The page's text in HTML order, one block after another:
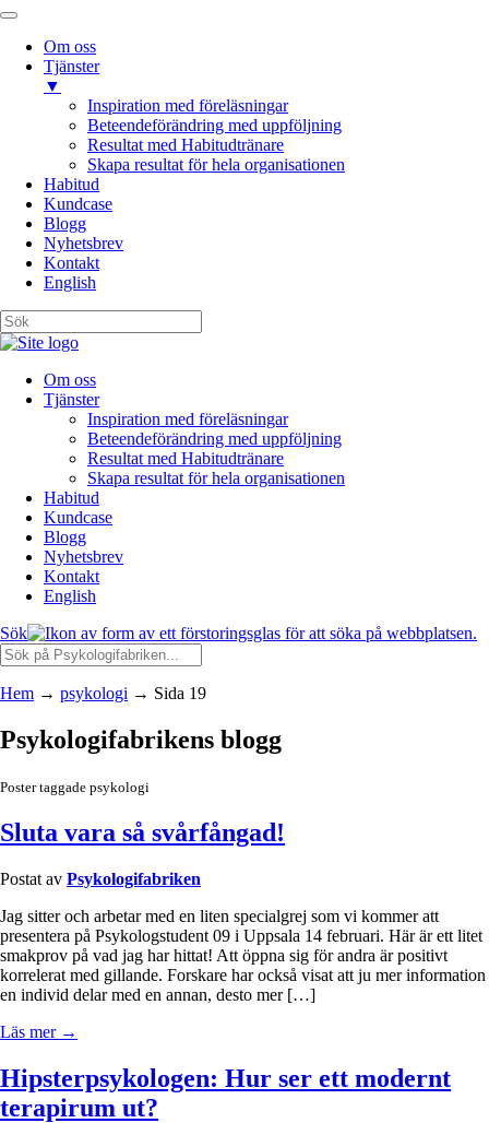
Om oss
Tjänster
▼
Inspiration med föreläsningar
Beteendeförändring med uppföljning
Resultat med Habitudtränare
Skapa resultat för hela organisationen
Habitud
Kundcase
Blogg
Nyhetsbrev
Kontakt
English
Om oss
Tjänster
Inspiration med föreläsningar
Beteendeförändring med uppföljning
Resultat med Habitudtränare
Skapa resultat för hela organisationen
Habitud
Kundcase
Blogg
Nyhetsbrev
Kontakt
English
Sök
Hem → psykologi → Sida 19
Psykologifabrikens blogg
Poster taggade psykologi
Sluta vara så svårfångad!
Postat av Psykologifabriken
Jag sitter och arbetar med en liten specialgrej som vi kommer att
presentera på Psykologstudent 09 i Uppsala 14 februari. Här är ett litet
smakprov på vad jag har hittat! Att öppna sig för andra är positivt
korrelerat med gillande. Forskare har också visat att ju mer information
en individ delar med en annan, desto mer […]
Läs mer →
Hipsterpsykologen: Hur ser ett modernt
terapirum ut?